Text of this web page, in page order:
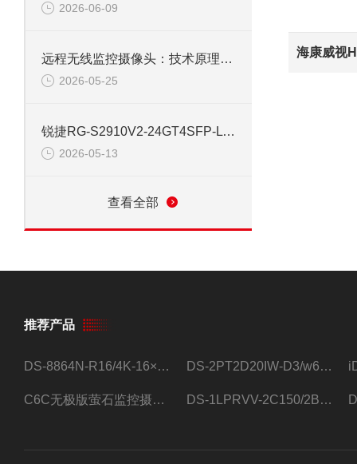
2026-06-09
远程无线监控摄像头：技术原理、应用与选型全解析
2026-05-25
锐捷RG-S2910V2-24GT4SFP-L 24口网管千兆交换机
2026-05-13
查看全部
推荐产品
DS-8864N-R16/4K-16×4T/希捷16盘位录像机 DS-2PT2D20IW-D3/w64路高清硬盘录像机
C6C无极版萤石监控摄像头 DS-1LPRVV-2C150/2B监控室外夜视高清电源线护套线200米/卷